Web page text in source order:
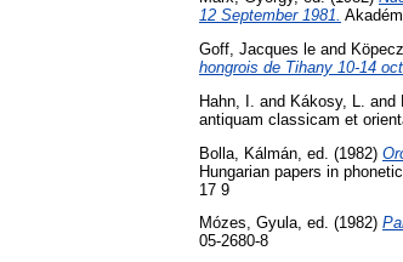
12 September 1981.
Goff, Jacques le and
hongrois de Tihany 10-14
Hahn, I.
and Kákosy, L. and
antiquam classicam et
Bolla, Kálmán , ed. (1982)
Hungarian papers in
17 9
Mózes, Gyula, ed. (1982)
05-2680-8